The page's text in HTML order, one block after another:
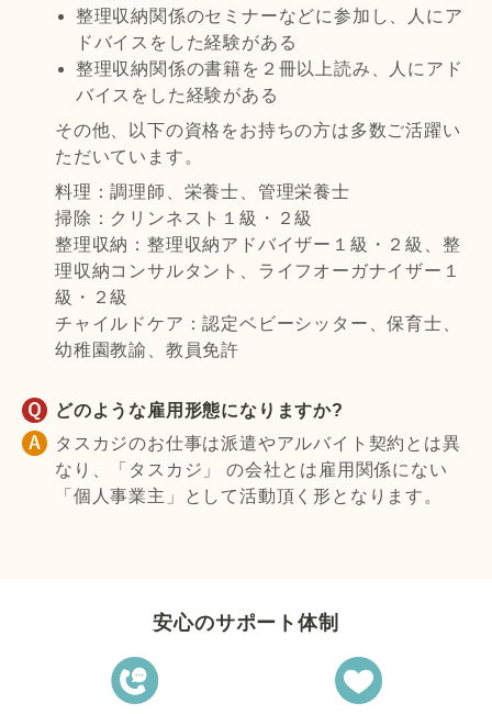
整理収納関係のセミナーなどに参加し、人にア
ドバイスをした経験がある
整理収納関係の書籍を２冊以上読み、人にアド
バイスをした経験がある
その他、以下の資格をお持ちの方は多数ご活躍い
ただいています。
料理：調理師、栄養士、管理栄養士
掃除：クリンネスト１級・２級
整理収納：整理収納アドバイザー１級・２級、整
理収納コンサルタント、ライフオーガナイザー１
級・２級
チャイルドケア：認定ベビーシッター、保育士、
幼稚園教諭、教員免許
どのような雇用形態になりますか?
タスカジのお仕事は派遣やアルバイト契約とは異
なり、「タスカジ」 の会社とは雇用関係にない
「個人事業主」として活動頂く形となります。
安心のサポート体制